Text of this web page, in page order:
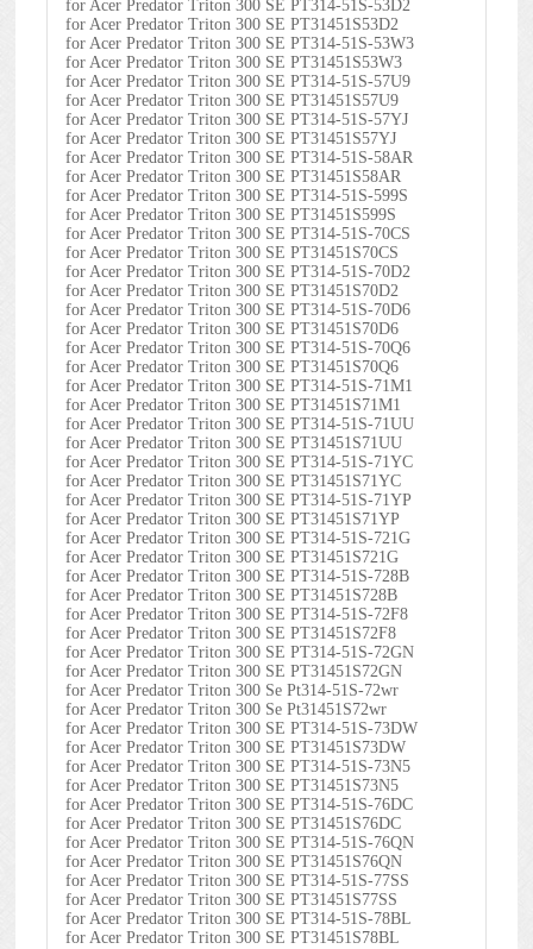
for Acer Predator Triton 300 SE PT314-51S-53D2
for Acer Predator Triton 300 SE PT31451S53D2
for Acer Predator Triton 300 SE PT314-51S-53W3
for Acer Predator Triton 300 SE PT31451S53W3
for Acer Predator Triton 300 SE PT314-51S-57U9
for Acer Predator Triton 300 SE PT31451S57U9
for Acer Predator Triton 300 SE PT314-51S-57YJ
for Acer Predator Triton 300 SE PT31451S57YJ
for Acer Predator Triton 300 SE PT314-51S-58AR
for Acer Predator Triton 300 SE PT31451S58AR
for Acer Predator Triton 300 SE PT314-51S-599S
for Acer Predator Triton 300 SE PT31451S599S
for Acer Predator Triton 300 SE PT314-51S-70CS
for Acer Predator Triton 300 SE PT31451S70CS
for Acer Predator Triton 300 SE PT314-51S-70D2
for Acer Predator Triton 300 SE PT31451S70D2
for Acer Predator Triton 300 SE PT314-51S-70D6
for Acer Predator Triton 300 SE PT31451S70D6
for Acer Predator Triton 300 SE PT314-51S-70Q6
for Acer Predator Triton 300 SE PT31451S70Q6
for Acer Predator Triton 300 SE PT314-51S-71M1
for Acer Predator Triton 300 SE PT31451S71M1
for Acer Predator Triton 300 SE PT314-51S-71UU
for Acer Predator Triton 300 SE PT31451S71UU
for Acer Predator Triton 300 SE PT314-51S-71YC
for Acer Predator Triton 300 SE PT31451S71YC
for Acer Predator Triton 300 SE PT314-51S-71YP
for Acer Predator Triton 300 SE PT31451S71YP
for Acer Predator Triton 300 SE PT314-51S-721G
for Acer Predator Triton 300 SE PT31451S721G
for Acer Predator Triton 300 SE PT314-51S-728B
for Acer Predator Triton 300 SE PT31451S728B
for Acer Predator Triton 300 SE PT314-51S-72F8
for Acer Predator Triton 300 SE PT31451S72F8
for Acer Predator Triton 300 SE PT314-51S-72GN
for Acer Predator Triton 300 SE PT31451S72GN
for Acer Predator Triton 300 Se Pt314-51S-72wr
for Acer Predator Triton 300 Se Pt31451S72wr
for Acer Predator Triton 300 SE PT314-51S-73DW
for Acer Predator Triton 300 SE PT31451S73DW
for Acer Predator Triton 300 SE PT314-51S-73N5
for Acer Predator Triton 300 SE PT31451S73N5
for Acer Predator Triton 300 SE PT314-51S-76DC
for Acer Predator Triton 300 SE PT31451S76DC
for Acer Predator Triton 300 SE PT314-51S-76QN
for Acer Predator Triton 300 SE PT31451S76QN
for Acer Predator Triton 300 SE PT314-51S-77SS
for Acer Predator Triton 300 SE PT31451S77SS
for Acer Predator Triton 300 SE PT314-51S-78BL
for Acer Predator Triton 300 SE PT31451S78BL